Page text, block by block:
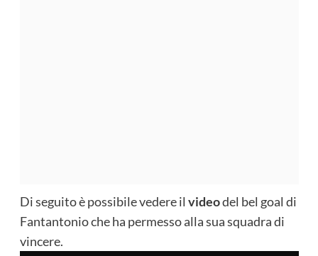
Di seguito è possibile vedere il videodel bel goal di
Fantantonio che ha permesso alla sua squadra di
vincere.